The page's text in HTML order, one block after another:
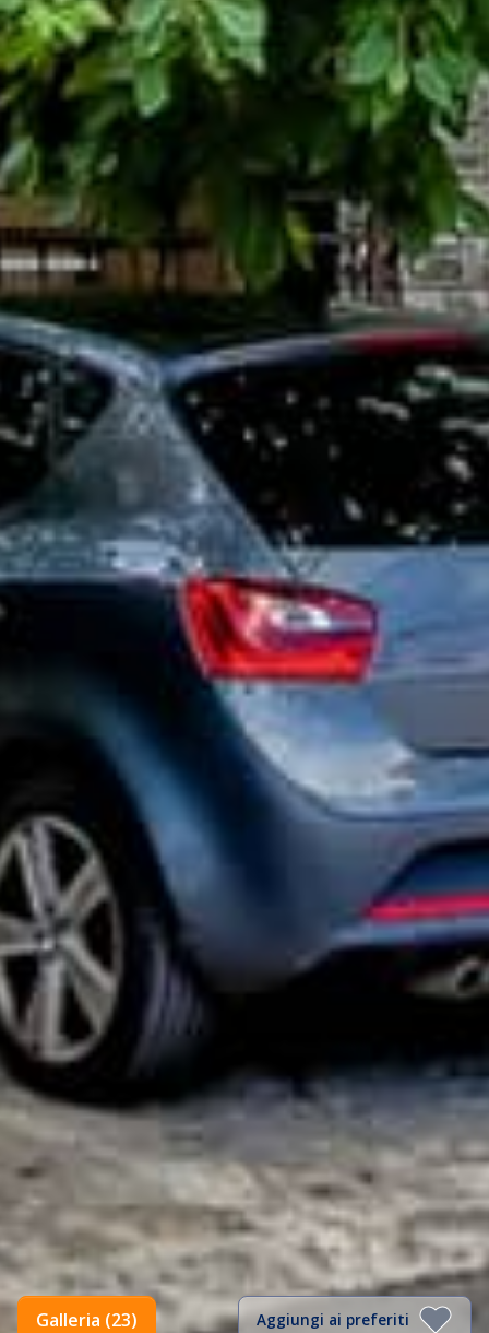
Aggiungi ai preferiti
Galleria (23)